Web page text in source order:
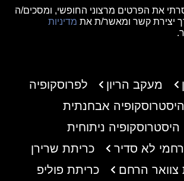
את הפרטים מרצוני החופשי, ומסכים/ה
יצירת קשר ומאשר/ת את מדיניות
מעקב הריון
לפרוסקופיה
היסטרוסקופיה אבחנתית
היסטרוסקופיה ניתוחית
לא סדיר
כריתת שרירן
צוואר הרחם
כריתת פוליפ